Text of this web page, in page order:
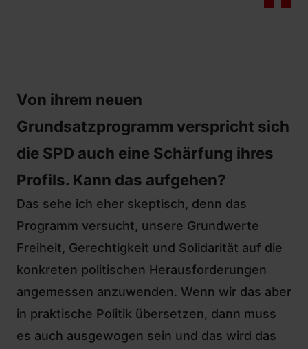
Von ihrem neuen
Grundsatzprogramm verspricht sich
die SPD auch eine Schärfung ihres
Profils. Kann das aufgehen?
Das sehe ich eher skeptisch, denn das
Programm versucht, unsere Grundwerte
Freiheit, Gerechtigkeit und Solidarität auf die
konkreten politischen Herausforderungen
angemessen anzuwenden. Wenn wir das aber
in praktische Politik übersetzen, dann muss
es auch ausgewogen sein und das wird das